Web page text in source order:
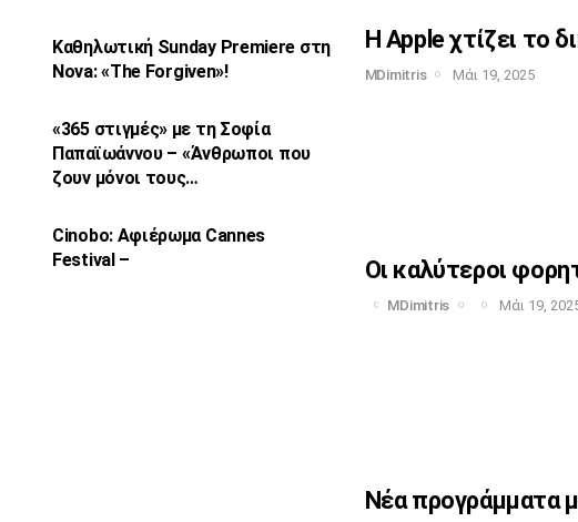
Καθηλωτική Sunday Premiere στη
Nova: «The Forgiven»!
«365 στιγμές» με τη Σοφία
Παπαϊωάννου – «Άνθρωποι που
ζουν μόνοι τους…
Cinobo: Αφιέρωμα Cannes
Festival –
Η Apple χτίζει το
MDimitris Μάι 19, 2025
Οι καλύτεροι
MDimitris Μάι 19,
Νέα προγράμματα